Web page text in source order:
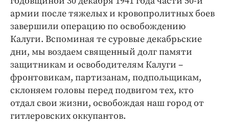
армии после тяжелых и кровопролитных боев
завершили операцию по освобождению
Калуги. Вспоминая те суровые декабрьские
дни, мы воздаем священный долг памяти
защитникам и освободителям Калуги –
фронтовикам, партизанам, подпольщикам,
склоняем головы перед подвигом тех, кто
отдал свои жизни, освобождая наш город от
гитлеровских оккупантов.